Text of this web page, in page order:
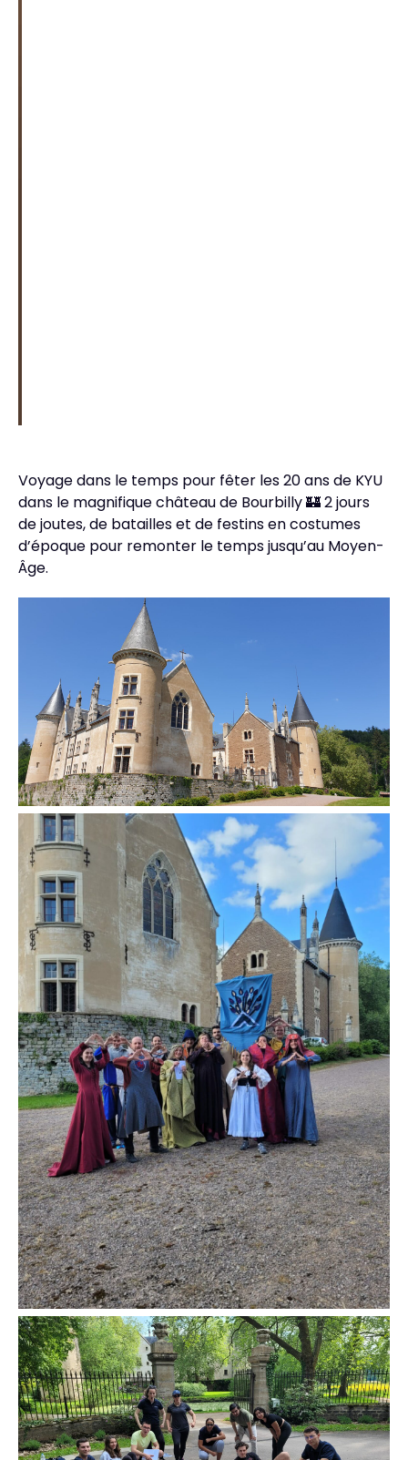
Voyage dans le temps pour fêter les 20 ans de KYU
dans le magnifique château de Bourbilly 🏰 2 jours
de joutes, de batailles et de festins en costumes
d’époque pour remonter le temps jusqu’au Moyen-
Âge.